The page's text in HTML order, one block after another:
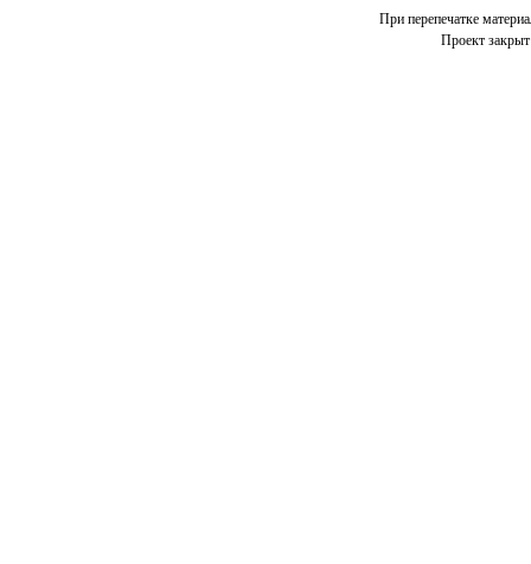
При перепечатке
Проект закрыт